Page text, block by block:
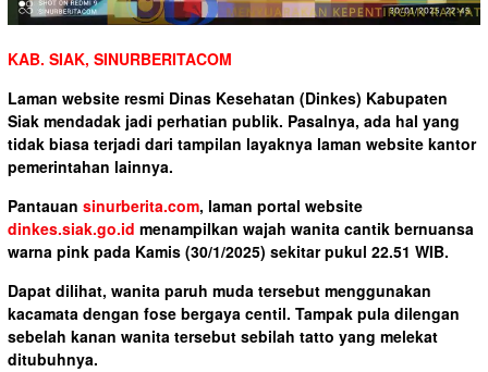
KAB. SIAK, SINURBERITACOM
Laman website resmi Dinas Kesehatan (Dinkes) Kabupaten
Siak mendadak jadi perhatian publik. Pasalnya, ada hal yang
tidak biasa terjadi dari tampilan layaknya laman website kantor
pemerintahan lainnya.
Pantauan sinurberita.com, laman portal website
dinkes.siak.go.id menampilkan wajah wanita cantik bernuansa
warna pink pada Kamis (30/1/2025) sekitar pukul 22.51 WIB.
Dapat dilihat, wanita paruh muda tersebut menggunakan
kacamata dengan fose bergaya centil. Tampak pula dilengan
sebelah kanan wanita tersebut sebilah tatto yang melekat
ditubuhnya.